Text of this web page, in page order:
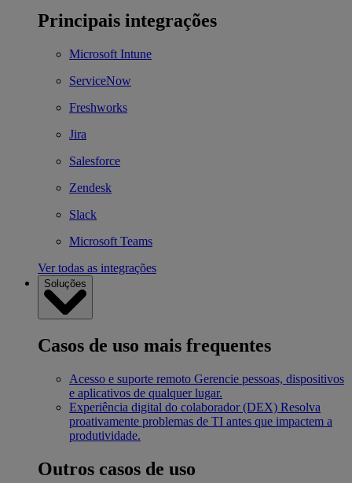
Principais integrações
Microsoft Intune
ServiceNow
Freshworks
Jira
Salesforce
Zendesk
Slack
Microsoft Teams
Ver todas as integrações
Soluções
Casos de uso mais frequentes
Acesso e suporte remoto Gerencie pessoas, dispositivos
e aplicativos de qualquer lugar.
Experiência digital do colaborador (DEX) Resolva
proativamente problemas de TI antes que impactem a
produtividade.
Outros casos de uso